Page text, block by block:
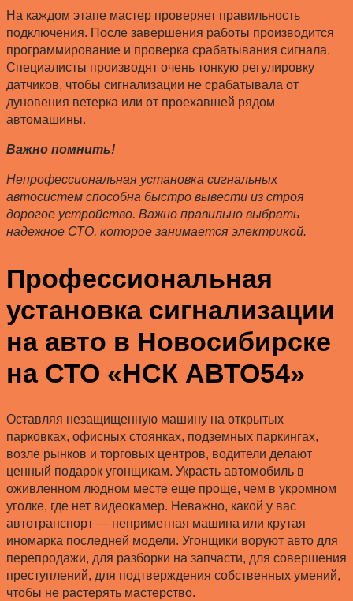
На каждом этапе мастер проверяет правильность
подключения. После завершения работы производится
программирование и проверка срабатывания сигнала.
Специалисты производят очень тонкую регулировку
датчиков, чтобы сигнализации не срабатывала от
дуновения ветерка или от проехавшей рядом
автомашины.
Важно помнить!
Непрофессиональная установка сигнальных
автосистем способна быстро вывести из строя
дорогое устройство. Важно правильно выбрать
надежное СТО, которое занимается электрикой.
Профессиональная
установка сигнализации
на авто в Новосибирске
на СТО «НСК АВТО54»
Оставляя незащищенную машину на открытых
парковках, офисных стоянках, подземных паркингах,
возле рынков и торговых центров, водители делают
ценный подарок угонщикам. Украсть автомобиль в
оживленном людном месте еще проще, чем в укромном
уголке, где нет видеокамер. Неважно, какой у вас
автотранспорт — неприметная машина или крутая
иномарка последней модели. Угонщики воруют авто для
перепродажи, для разборки на запчасти, для совершения
преступлений, для подтверждения собственных умений,
чтобы не растерять мастерство.